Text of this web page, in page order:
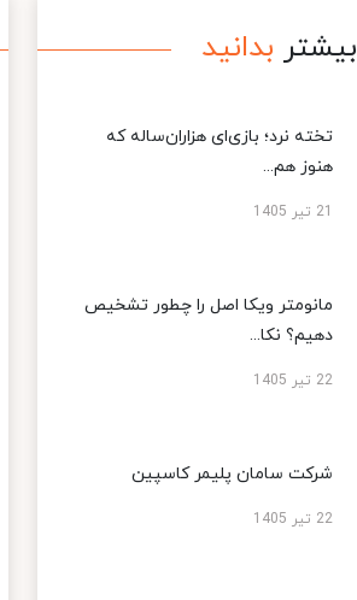
بیشتر بدانید
تخته نرد؛ بازی‌ای هزاران‌ساله که
هنوز هم...
21 تیر 1405
مانومتر ویکا اصل را چطور تشخیص
دهیم؟ نکا...
22 تیر 1405
شرکت سامان پلیمر کاسپین
22 تیر 1405